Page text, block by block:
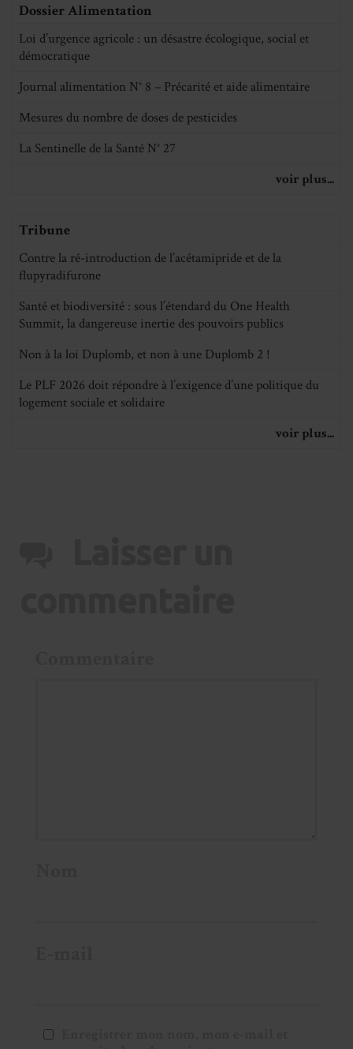
Dossier Alimentation
Loi d’urgence agricole : un désastre écologique, social et
démocratique
Journal alimentation N° 8 – Précarité et aide alimentaire
Mesures du nombre de doses de pesticides
La Sentinelle de la Santé N° 27
voir plus...
Tribune
Contre la ré-introduction de l’acétamipride et de la
flupyradifurone
Santé et biodiversité : sous l’étendard du One Health
Summit, la dangereuse inertie des pouvoirs publics
Non à la loi Duplomb, et non à une Duplomb 2 !
Le PLF 2026 doit répondre à l’exigence d’une politique du
logement sociale et solidaire
voir plus...